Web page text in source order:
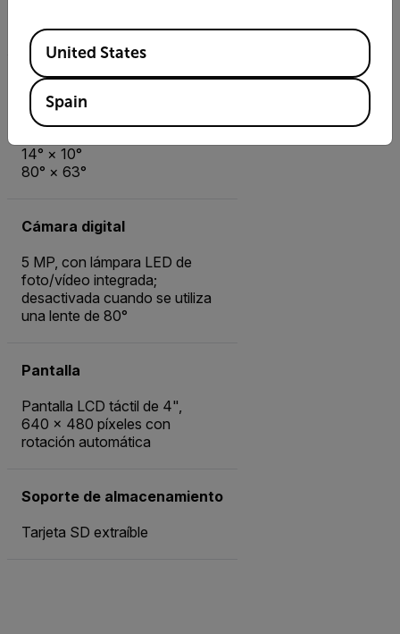
lectura
Campo de visión (FOV)
42° × 32°
14° × 10°
80° × 63°
Cámara digital
5 MP, con lámpara LED de
foto/vídeo integrada;
desactivada cuando se utiliza
una lente de 80°
Pantalla
Pantalla LCD táctil de 4",
640 × 480 píxeles con
rotación automática
Soporte de almacenamiento
Tarjeta SD extraíble
Available Locations
United States
Spain